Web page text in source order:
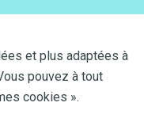
et plus adaptées à
pouvez à tout
cookies ».